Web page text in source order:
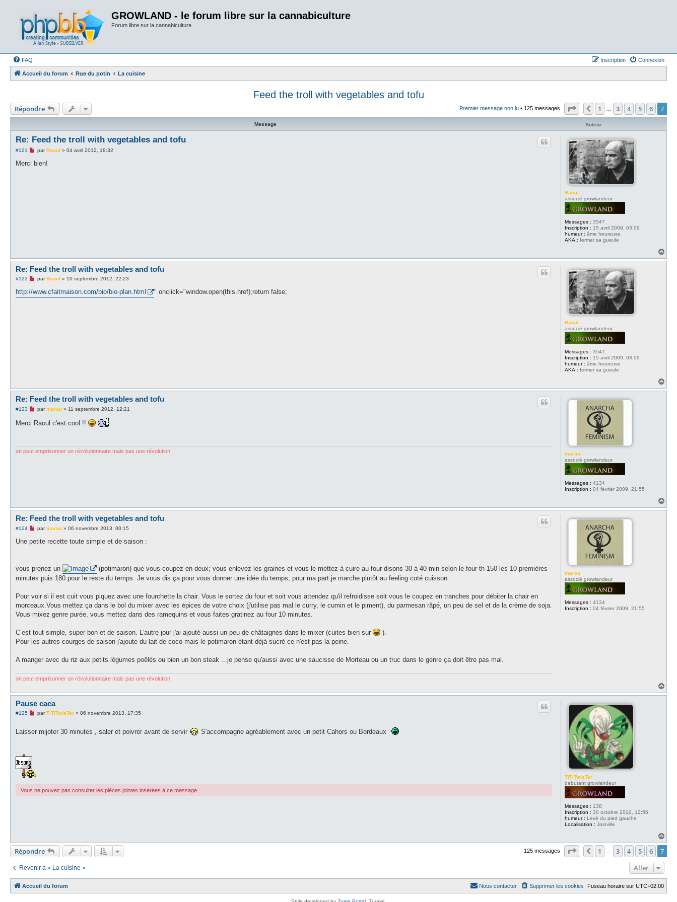
GROWLAND - le forum libre sur la cannabiculture
Forum libre sur la cannabiculture
FAQ Connexion
Inscription
Accueil du forum Rue du potin La cuisine
Feed the troll with vegetables and tofu
Répondre Premier message non lu • 125 messages Page sur7
Précédent
1 3 4 5 6 7
Message Auteur
Raoul
associé growlandeur
Messages : 3547
Inscription : 15 avril 2009, 03:09
humeur : âme heureuse
AKA : fermer sa gueule
Re: Feed the troll with vegetables and tofu
#121
M
s
parRaoul » 04 avril 2012, 18:32
Merci bien!
a
Raoul
associé growlandeur
Messages : 3547
Inscription : 15 avril 2009, 03:09
humeur : âme heureuse
AKA : fermer sa gueule
Re: Feed the troll with vegetables and tofu
#122
M
s
s
parRaoul » 10 septembre 2012, 22:23
http://www.cfaitmaison.com/bio/bio-plan.html " onclick="window.open(this.href);return false;
a
marou
associé growlandeur
Messages : 4134
Inscription : 04 février 2009, 21:55
Re: Feed the troll with vegetables and tofu
#123
M
s
s
n
parmarou» 11 septembre 2012, 12:21
Merci Raoul c'est cool !!
on peut emprisonner un révolutionnaire mais pas une révolution
a
marou
associé growlandeur
Messages : 4134
Inscription : 04 février 2009, 21:55
Re: Feed the troll with vegetables and tofu
#124
M
s
n
o
n
u
parmarou» 06 novembre 2013, 00:15
Une petite recette toute simple et de saison :
vous prenez un
(potimaron) que vous coupez en deux; vous enlevez les graines et vous le mettez à cuire au four disons 30 à 40 min selon le four th 150 les 10 premières
minutes puis 180 pour le reste du temps. Je vous dis ça pour vous donner une idée du temps, pour ma part je marche plutôt au feeling coté cuisson.
Pour voir si il est cuit vous piquez avec une fourchette la chair. Vous le sortez du four et soit vous attendez qu'il refroidisse soit vous le coupez en tranches pour débiter la chair en
morceaux.Vous mettez ça dans le bol du mixer avec les épices de votre choix (j'utilise pas mal le curry, le cumin et le piment), du parmesan râpé, un peu de sel et de la crème de soja.
Vous mixez genre purée, vous mettez dans des ramequins et vous faites gratinez au four 10 minutes.
C’est tout simple, super bon et de saison. L'autre jour j'ai ajouté aussi un peu de châtaignes dans le mixer (cuites bien sur
).
Pour les autres courges de saison j'ajoute du lait de coco mais le potimaron étant déjà sucré ce n'est pas la peine.
A manger avec du riz aux petits légumes poêlés ou bien un bon steak ...je pense qu'aussi avec une saucisse de Morteau ou un truc dans le genre ça doit être pas mal.
on peut emprisonner un révolutionnaire mais pas une révolution
a
TiTiTwisTer
debutant growlandeur
Messages : 138
Inscription : 30 octobre 2012, 12:56
humeur : Levé du pied gauche
Localisation : Joinville
Pause caca
#125
M
s
l
u
parTiTiTwisTer» 06 novembre 2013, 17:35
Laisser mijoter 30 minutes , saler et poivrer avant de servir S'accompagne agréablement avec un petit Cahors ou Bordeaux
Vous ne pouvez pas consulter les pièces jointes insérées à ce message.
a
t
Répondre 125 messages Page sur7
Précédent
1 3 4 5 6 7
Revenir à « La cuisine » Aller
Accueil du forum Fuseau horaire sur UTC+02:00
Supprimer les cookies
Nous contacter